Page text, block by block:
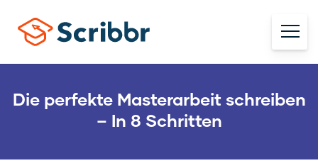
Die perfekte Masterarbeit schreiben
– In 8 Schritten